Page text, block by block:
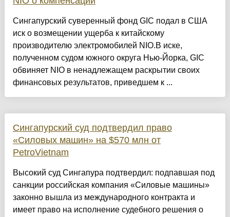
Сингапурский суверенный фонд GIC подал в США
иск о возмещении ущерба к китайскому
производителю электромобилей NIO.В иске,
полученном судом южного округа Нью-Йорка, GIC
обвиняет NIO в ненадлежащем раскрытии своих
финансовых результатов, приведшем к ...
Сингапурский суд подтвердил право
«Силовых машин» на $570 млн от
PetroVietnam
Высокий суд Сингапура подтвердил: подпавшая под
санкции российская компания «Силовые машины»
законно вышла из международного контракта и
имеет право на исполнение судебного решения о